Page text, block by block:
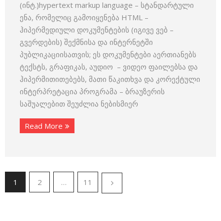
(ინტ.)hypertext markup language – სტანდარტული
ენა, რომელიც გამოიყენება HTML –
ჰიპერმედიული დოკუმენტების (იგივე ვებ –
გვერდების) შექმნისა და ინტერნეტში
პუბლიკაციისათვის; ეს დოკუმენტები აერთიანებს
ტექსტს, გრაფიკას, აუდიო – ვიდეო ფაილებსა და
ჰიპერმითითებებს, მათი წაკითხვა და კორექტული
ინტერპრეტაცია პროგრამა – ბრაუზერის
საშუალებით შეუძლია ნებისმიერ
Read More
1 2 … 11